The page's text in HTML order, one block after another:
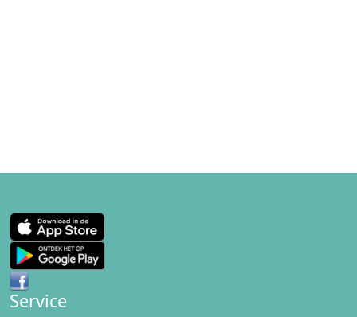
Service